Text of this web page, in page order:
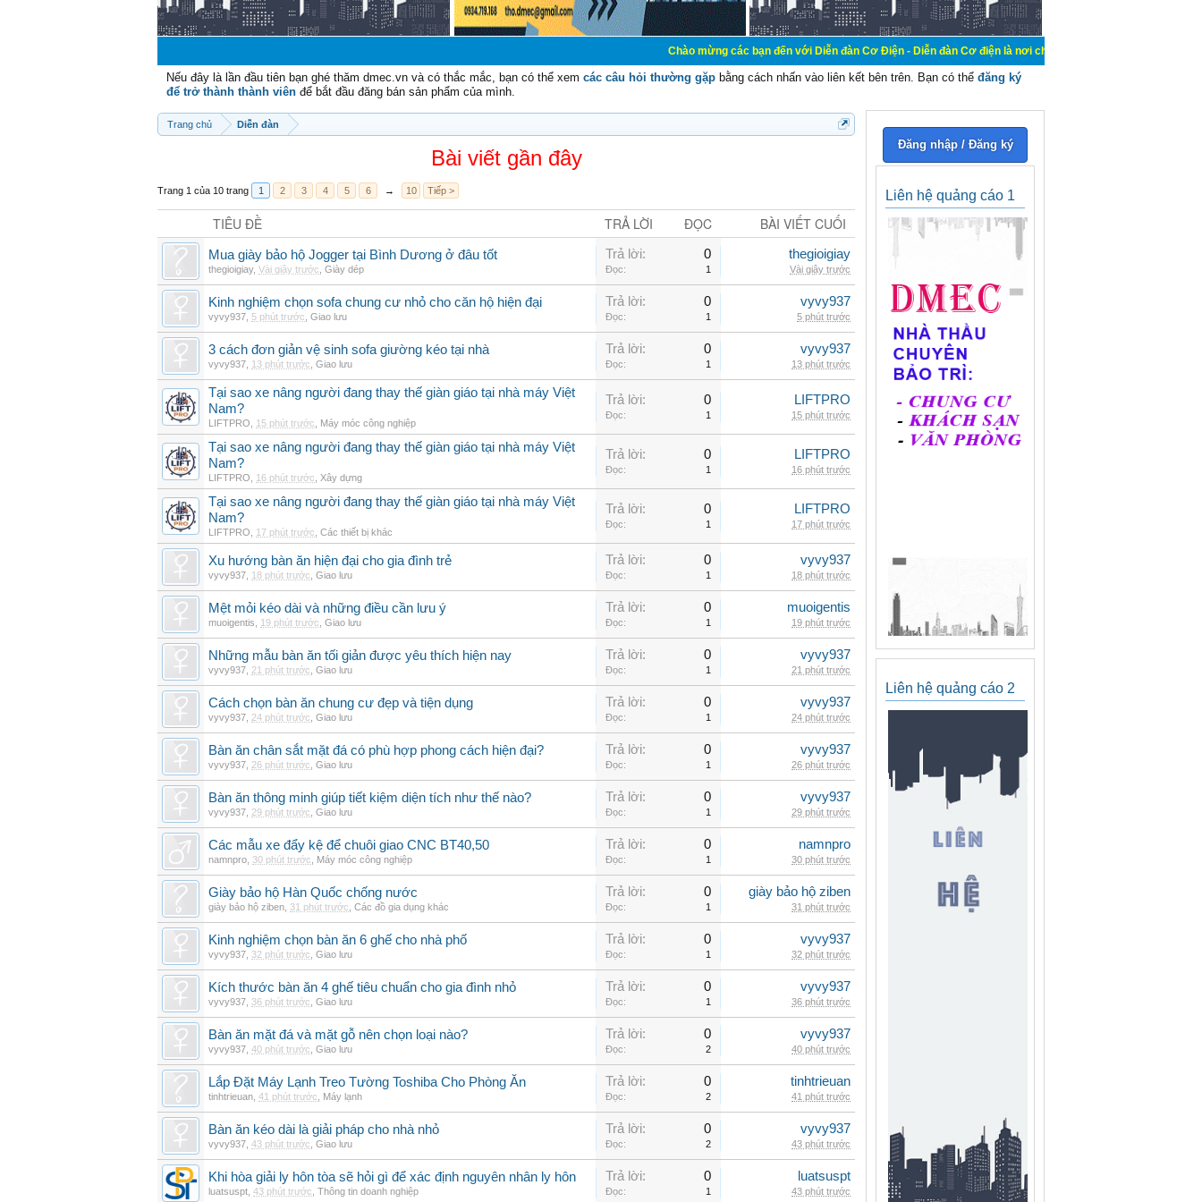
Chào mừng các bạn đến với Diễn đàn Cơ Điện - Diễn đàn Cơ điện là nơi chia sẽ kiến thức kinh nghiệm trong lãnh
Nếu đây là lần đầu tiên bạn ghé thăm dmec.vn và có thắc mắc, bạn có thể xem các câu hỏi thường gặp bằng cách nhấn vào liên kết bên trên. Bạn có thể đăng ký
để trở thành thành viên để bắt đầu đăng bán sản phẩm của mình.
Trang chủ Diễn đàn
Bài viết gần đây
Trang 1 của 10 trang 1 2 3 4 5 6 → 10 Tiếp >
TIÊU ĐỀ TRẢ LỜI ĐỌC BÀI VIẾT CUỐI
Mua giày bảo hộ Jogger tại Bình Dương ở đâu tốt
thegioigiay, Vài giây trước Giày dép
Trả lời: 0
Đọc: 1
thegioigiay
Vài giây trước
Kinh nghiệm chọn sofa chung cư nhỏ cho căn hộ hiện đại
vyvy937 5 phút trước Giao lưu
Trả lời: 0
Đọc: 1
vyvy937
5 phút trước
3 cách đơn giản vệ sinh sofa giường kéo tại nhà
vyvy937 13 phút trước Giao lưu
Trả lời: 0
Đọc: 1
vyvy937
13 phút trước
Tại sao xe nâng người đang thay thế giàn giáo tại nhà máy Việt
Nam?
LIFTPRO 15 phút trước Máy móc công nghiệp
Trả lời: 0
Đọc: 1
LIFTPRO
15 phút trước
Tại sao xe nâng người đang thay thế giàn giáo tại nhà máy Việt
Nam?
LIFTPRO 16 phút trước Xây dựng
Trả lời: 0
Đọc: 1
LIFTPRO
16 phút trước
Tại sao xe nâng người đang thay thế giàn giáo tại nhà máy Việt
Nam?
LIFTPRO 17 phút trước Các thiết bị khác
Trả lời: 0
Đọc: 1
LIFTPRO
17 phút trước
Xu hướng bàn ăn hiện đại cho gia đình trẻ
vyvy937 18 phút trước Giao lưu
Trả lời: 0
Đọc: 1
vyvy937
18 phút trước
Mệt mỏi kéo dài và những điều cần lưu ý
muoigentis 19 phút trước Giao lưu
Trả lời: 0
Đọc: 1
muoigentis
19 phút trước
Những mẫu bàn ăn tối giản được yêu thích hiện nay
vyvy937 21 phút trước Giao lưu
Trả lời: 0
Đọc: 1
vyvy937
21 phút trước
Cách chọn bàn ăn chung cư đẹp và tiện dụng
vyvy937 24 phút trước Giao lưu
Trả lời: 0
Đọc: 1
vyvy937
24 phút trước
Bàn ăn chân sắt mặt đá có phù hợp phong cách hiện đại?
vyvy937 26 phút trước Giao lưu
Trả lời: 0
Đọc: 1
vyvy937
26 phút trước
Bàn ăn thông minh giúp tiết kiệm diện tích như thế nào?
vyvy937 29 phút trước Giao lưu
Trả lời: 0
Đọc: 1
vyvy937
29 phút trước
Các mẫu xe đẩy kệ để chuôi giao CNC BT40,50
namnpro 30 phút trước Máy móc công nghiệp
Trả lời: 0
Đọc: 1
namnpro
30 phút trước
Giày bảo hộ Hàn Quốc chống nước
giày bảo hộ ziben 31 phút trước Các đồ gia dụng khác
Trả lời: 0
Đọc: 1
giày bảo hộ ziben
31 phút trước
Kinh nghiệm chọn bàn ăn 6 ghế cho nhà phố
vyvy937 32 phút trước Giao lưu
Trả lời: 0
Đọc: 1
vyvy937
32 phút trước
Kích thước bàn ăn 4 ghế tiêu chuẩn cho gia đình nhỏ
vyvy937 36 phút trước Giao lưu
Trả lời: 0
Đọc: 1
vyvy937
36 phút trước
Bàn ăn mặt đá và mặt gỗ nên chọn loại nào?
vyvy937 40 phút trước Giao lưu
Trả lời: 0
Đọc: 2
vyvy937
40 phút trước
Lắp Đặt Máy Lạnh Treo Tường Toshiba Cho Phòng Ăn
tinhtrieuan 41 phút trước Máy lạnh
Trả lời: 0
Đọc: 2
tinhtrieuan
41 phút trước
Bàn ăn kéo dài là giải pháp cho nhà nhỏ
vyvy937 43 phút trước Giao lưu
Trả lời: 0
Đọc: 2
vyvy937
43 phút trước
Khi hòa giải ly hôn tòa sẽ hỏi gì để xác định nguyên nhân ly hôn
luatsuspt 43 phút trước Thông tin doanh nghiệp
Trả lời: 0
Đọc: 1
luatsuspt
43 phút trước
Đăng nhập / Đăng ký
Liên hệ quảng cáo 1
Liên hệ quảng cáo 2